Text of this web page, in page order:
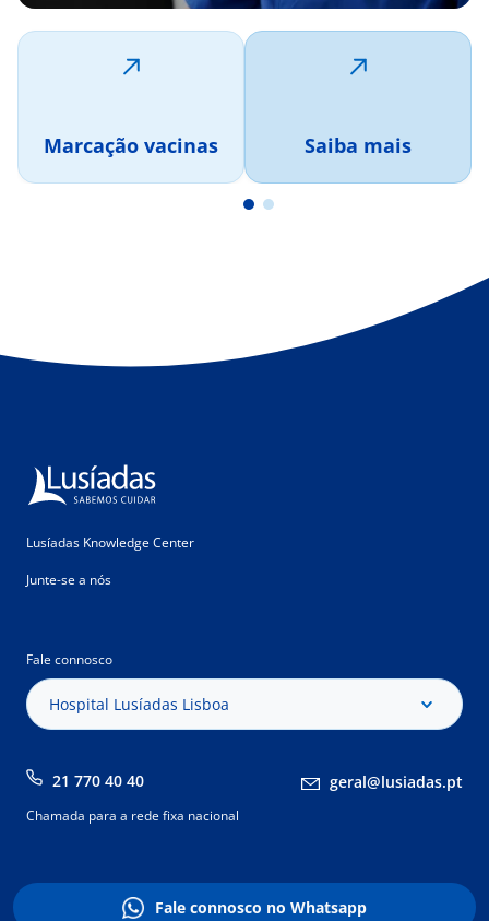
Marcação vacinas Saiba mais
Lusíadas Knowledge Center
Junte-se a nós
Fale connosco
Hospital Lusíadas Lisboa
21 770 40 40 geral@lusiadas.pt
Chamada para a rede fixa nacional
Fale connosco no Whatsapp